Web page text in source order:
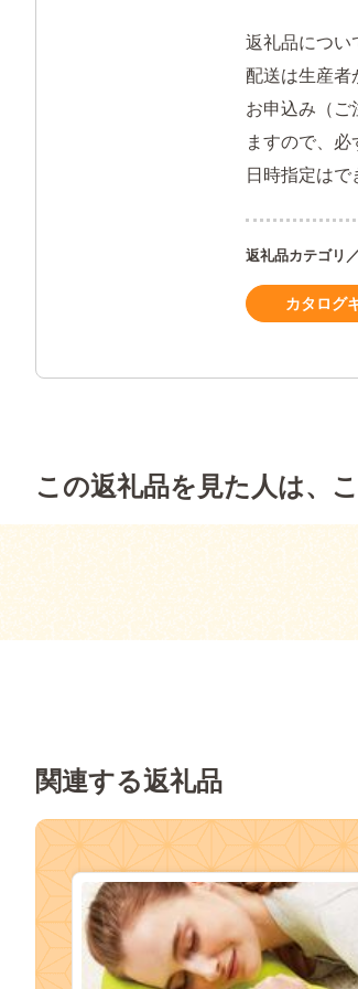
返礼品につい
配送は生産者
お申込み（
ますので、必
日時指定はで
返礼品カテゴリ
カタログ
この返礼品を見た人は、
関連する返礼品